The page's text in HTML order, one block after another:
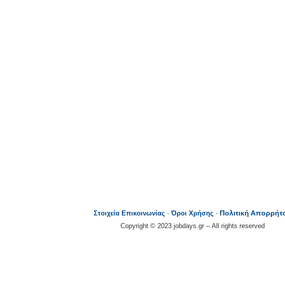
Στοιχεία Επικοινωνίας -Όροι Χρήσης - Πολιτική
Copyright © 2023 jobdays.gr -- All rights reserved